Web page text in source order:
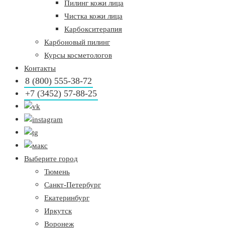
Пилинг кожи лица
Чистка кожи лица
Карбокситерапия
Карбоновый пилинг
Курсы косметологов
Контакты
8 (800) 555-38-72
+7 (3452) 57-88-25
Выберите город
Тюмень
Санкт-Петербург
Екатеринбург
Иркутск
Воронеж